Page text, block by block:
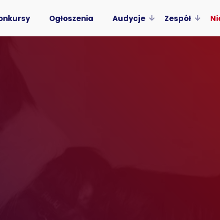
Ogłoszenia Audycje Zespół